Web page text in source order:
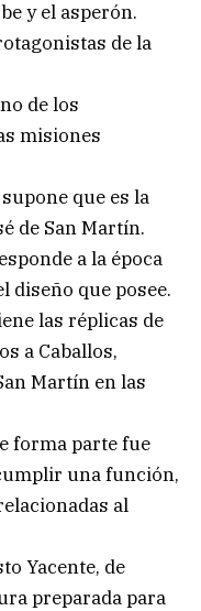
y el asperón.
de la
de los
misiones
que es la
de San Martín.
a la época
diseño que posee.
las réplicas de
a Caballos,
Martín en las
forma parte fue
una función,
al
Yacente, de
preparada para